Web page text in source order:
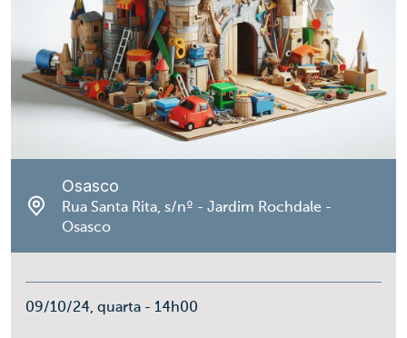
Osasco
Rua Santa Rita, s/nº - Jardim Rochdale -
Osasco
09/10/24, quarta - 14h00